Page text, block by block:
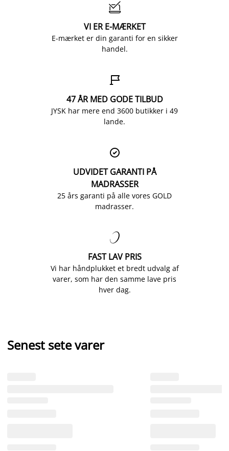

VI ER E-MÆRKET
E-mærket er din garanti for en sikker
handel.

47 ÅR MED GODE TILBUD
JYSK har mere end 3600 butikker i 49
lande.

UDVIDET GARANTI PÅ
MADRASSER
25 års garanti på alle vores GOLD
madrasser.

FAST LAV PRIS
Vi har håndplukket et bredt udvalg af
varer, som har den samme lave pris
hver dag.
Senest sete varer